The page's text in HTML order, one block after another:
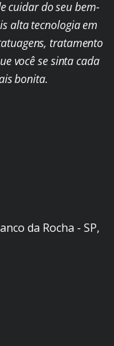
cuidar do seu bem-
alta tecnologia em
tratamento
você se sinta cada
bonita.
da Rocha - SP,